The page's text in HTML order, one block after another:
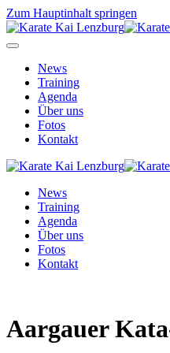
Zum Hauptinhalt springen
News
Training
Agenda
Über uns
Fotos
Kontakt
News
Training
Agenda
Über uns
Fotos
Kontakt
Aargauer